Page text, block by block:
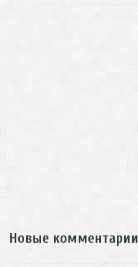
Новые комментарии